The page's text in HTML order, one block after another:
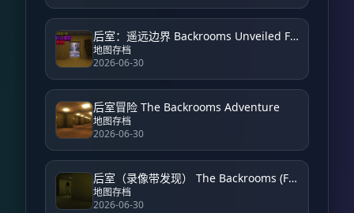
后室：遥远边界 Backrooms Unveiled Farside
地图存档
2026-06-30
后室冒险 The Backrooms Adventure
地图存档
2026-06-30
后室（录像带发现） The Backrooms (Found Footage)
地图存档
2026-06-30